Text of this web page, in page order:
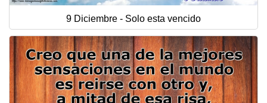
9 Diciembre - Solo esta vencido